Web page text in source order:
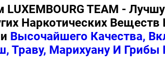
TEAM -
Наркотических
Высочайшего Качества,
Марихуану И Грибы